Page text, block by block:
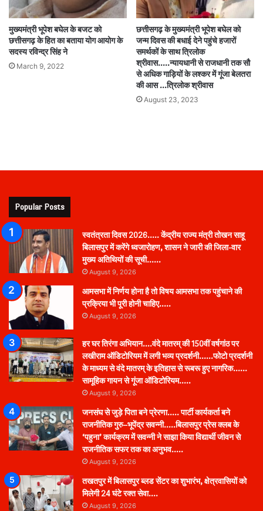
मुख्यमंत्री भूपेश बघेल के बजट को
छत्तीसगढ़ के हित का बताया योग आयोग के
सदस्य रविन्द्र सिंह ने
March 9, 2022
छत्तीसगढ़ के मुख्यमंत्री भूपेश बघेल को
जन्म दिवस की बधाई देने पहुंचे हजारों
समर्थकों के साथ त्रिलोक
श्रीवास…..न्यायधानी से राजधानी तक सौ
से अधिक गाड़ियों के लश्कर में गूंजा बेलतरा
की आस …त्रिलोक श्रीवास
August 23, 2023
Popular Posts
स्वतंत्रता दिवस 2026….. केंद्रीय राज्य मंत्री तोखन साहू
बिलासपुर में करेंगे ध्वजारोहण, शासन ने जारी की जिला-वार
मुख्य अतिथियों की सूची……
August 9, 2026
आमसभा में निर्णय होना है तो विषय आमसभा तक पहुंचाने की
प्रक्रिया भी पूरी होनी चाहिए…..
August 9, 2026
हर घर तिरंगा अभियान….वंदे मातरम् की 150वीं वर्षगांठ पर
लखीराम ऑडिटोरियम में लगी भव्य प्रदर्शनी……फोटो प्रदर्शनी
के माध्यम से वंदे मातरम् के इतिहास से रूबरू हुए नागरिक……
सामूहिक गायन से गूंजा ऑडिटोरियम…..
August 9, 2026
जनसंघ से जुड़े पिता बने प्रेरणा….. पार्टी कार्यकर्ता बने
राजनीतिक गुरु–भूपेंद्र सवन्नी…..बिलासपुर प्रेस क्लब के
‘पहुना’ कार्यक्रम में सवन्नी ने साझा किया विद्यार्थी जीवन से
राजनीतिक सफर तक का अनुभव…..
August 9, 2026
तखतपुर में बिलासपुर ब्लड सेंटर का शुभारंभ, क्षेत्रवासियों को
मिलेगी 24 घंटे रक्त सेवा….
August 9, 2026